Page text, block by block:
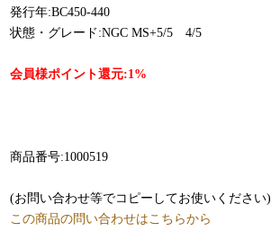
発行年:BC450-440
状態・グレード:NGC MS+5/5 4/5
会員様ポイント還元:1%
商品番号:1000519
(お問い合わせ等でコピーしてお使いください)
この商品の問い合わせはこちらから